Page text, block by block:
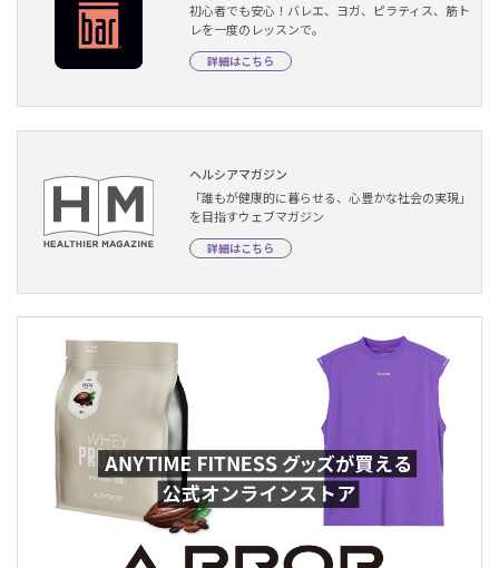
初心者でも安心！バレエ、ヨガ、ピラティス、筋ト
レを一度のレッスンで。
詳細はこちら
ヘルシアマガジン
「誰もが健康的に暮らせる、心豊かな社会の実現」
を目指すウェブマガジン
詳細はこちら